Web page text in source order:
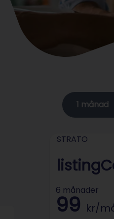
1 månad
STRATO
6 månader
99 kr/